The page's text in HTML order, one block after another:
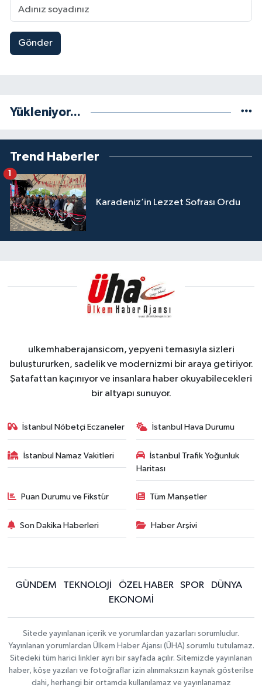
Gönder
Yükleniyor...
Trend Haberler
Karadeniz’in Lezzet Sofrası Ordu
1
ulkemhaberajansicom, yepyeni temasıyla sizleri
buluştururken, sadelik ve modernizmi bir araya getiriyor.
Şatafattan kaçınıyor ve insanlara haber okuyabilecekleri
bir altyapı sunuyor.
İstanbul Nöbetçi Eczaneler İstanbul Hava Durumu
İstanbul Namaz Vakitleri
İstanbul Trafik Yoğunluk
Haritası
Puan Durumu ve Fikstür Tüm Manşetler
Son Dakika Haberleri Haber Arşivi
GÜNDEM TEKNOLOJİ ÖZEL HABER SPOR
DÜNYA
EKONOMİ
Sitede yayınlanan içerik ve yorumlardan yazarları sorumludur.
Yayınlanan yorumlardan Ülkem Haber Ajansı (ÜHA) sorumlu tutulamaz.
Sitedeki tüm harici linkler ayrı bir sayfada açılır. Sitemizde yayınlanan
haber, köşe yazıları ve fotoğraflar izin alınmaksızın kaynak gösterilse
dahi, herhangi bir ortamda kullanılamaz ve yayınlanamaz